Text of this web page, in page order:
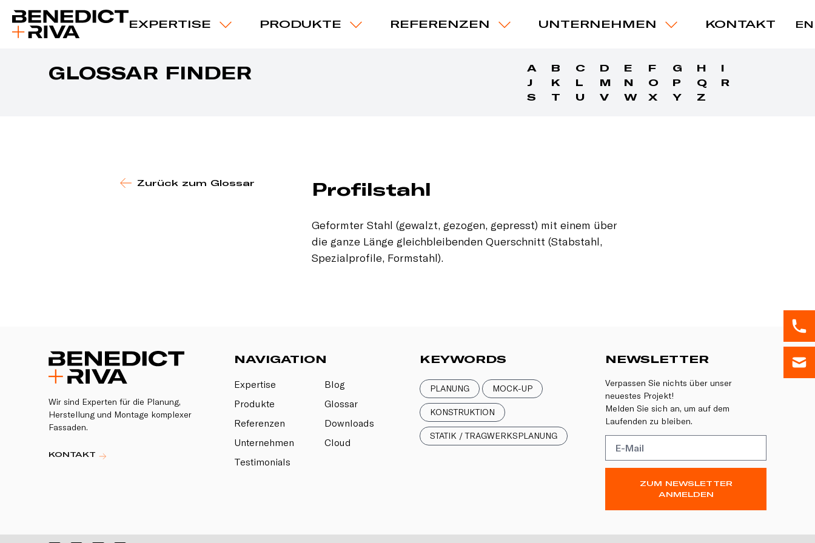
EXPERTISE PRODUKTE REFERENZEN UNTERNEHMEN KONTAKT EN
GLOSSAR FINDER A B C D E F G H
I
J
K L M N O P Q
R
S
T U V W X Y Z
Zurück zum Glossar Profilstahl
Geformter Stahl (gewalzt, gezogen, gepresst) mit einem über
die ganze Länge gleichbleibenden Querschnitt (Stabstahl,
Spezialprofile, Formstahl).
Wir sind Experten für die Planung,
Herstellung und Montage komplexer
Fassaden.
KONTAKT
NAVIGATION
Expertise
Produkte
Referenzen
Unternehmen
Testimonials
Blog
Glossar
Downloads
Cloud
KEYWORDS
PLANUNG MOCK-UP
KONSTRUKTION
STATIK / TRAGWERKSPLANUNG
NEWSLETTER
Verpassen Sie nichts über unser
neuestes Projekt!
Melden Sie sich an, um auf dem
Laufenden zu bleiben.
ZUM NEWSLETTER
ANMELDEN